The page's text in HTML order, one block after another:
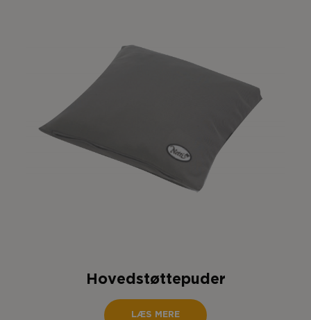
Hovedstøttepuder
LÆS MERE